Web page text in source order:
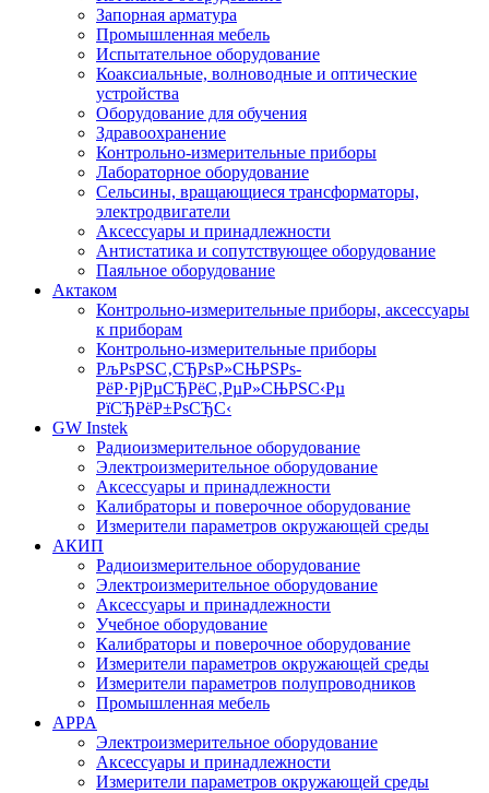
Запорная арматура
Промышленная мебель
Испытательное оборудование
Коаксиальные, волноводные и оптические
устройства
Оборудование для обучения
Здравоохранение
Контрольно-измерительные приборы
Лабораторное оборудование
Сельсины, вращающиеся трансформаторы,
электродвигатели
Аксессуары и принадлежности
Антистатика и сопутствующее оборудование
Паяльное оборудование
Актаком
Контрольно-измерительные приборы, аксессуары
к приборам
Контрольно-измерительные приборы
РљРѕРЅС‚СЂРѕР»СЊРЅРѕ-
РёР·РјРµСЂРёС‚РµР»СЊРЅС‹Рµ
РїСЂРёР±РѕСЂС‹
GW Instek
Радиоизмерительное оборудование
Электроизмерительное оборудование
Аксессуары и принадлежности
Калибраторы и поверочное оборудование
Измерители параметров окружающей среды
АКИП
Радиоизмерительное оборудование
Электроизмерительное оборудование
Аксессуары и принадлежности
Учебное оборудование
Калибраторы и поверочное оборудование
Измерители параметров окружающей среды
Измерители параметров полупроводников
Промышленная мебель
APPA
Электроизмерительное оборудование
Аксессуары и принадлежности
Измерители параметров окружающей среды